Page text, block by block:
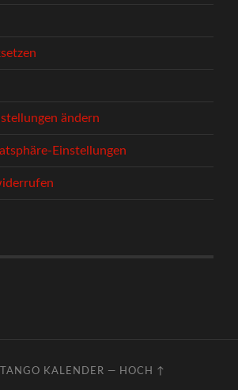
ändern
Einstellungen
TANGO KALENDER — HOCH ↑